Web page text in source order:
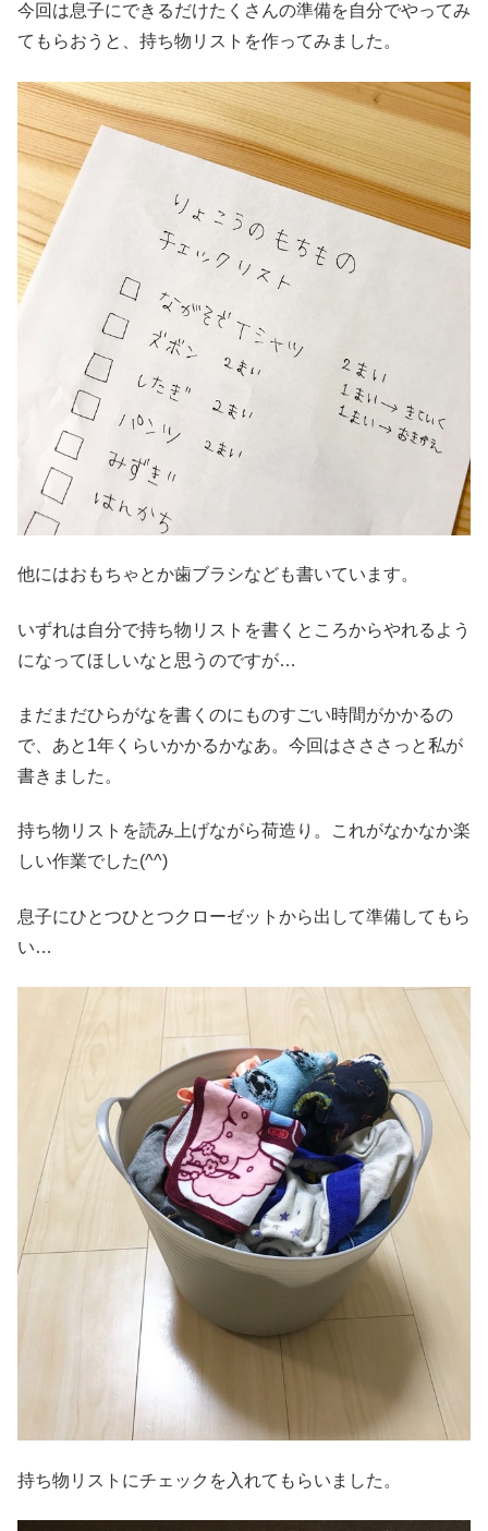
今回は息子にできるだけたくさんの準備を自分でやってみ
てもらおうと、持ち物リストを作ってみました。
他にはおもちゃとか歯ブラシなども書いています。
いずれは自分で持ち物リストを書くところからやれるよう
になってほしいなと思うのですが…
まだまだひらがなを書くのにものすごい時間がかかるの
で、あと1年くらいかかるかなあ。今回はさささっと私が
書きました。
持ち物リストを読み上げながら荷造り。これがなかなか楽
しい作業でした(^^)
息子にひとつひとつクローゼットから出して準備してもら
い…
持ち物リストにチェックを入れてもらいました。